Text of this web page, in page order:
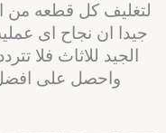
لتغليف كل قطعه من
جيدا ان نجاح اى
الجيد للاثاث فلا
واحصل على افضل